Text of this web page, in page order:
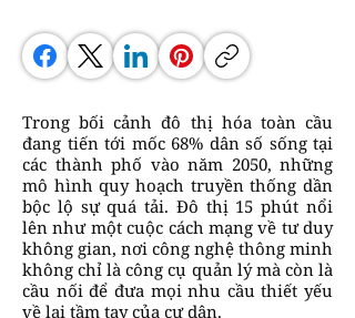
Trong bối cảnh đô thị hóa toàn cầu
đang tiến tới mốc 68% dân số sống tại
các thành phố vào năm 2050, những
mô hình quy hoạch truyền thống dần
bộc lộ sự quá tải. Đô thị 15 phút nổi
lên như một cuộc cách mạng về tư duy
không gian, nơi công nghệ thông minh
không chỉ là công cụ quản lý mà còn là
cầu nối để đưa mọi nhu cầu thiết yếu
về lại tầm tay của cư dân.